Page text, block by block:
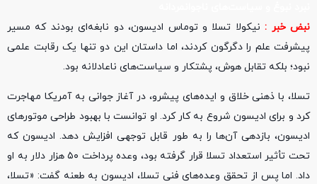
نبض خبر :نیکولا تسلا و توماس ادیسون، دو نابغه‌ای بودند که مسیر
پیشرفت علم را دگرگون کردند، اما داستان این دو تنها یک رقابت علمی
نبود؛ بلکه تقابل هوش، پشتکار و سیاست‌های ناعادلانه بود.
تسلا، با ذهنی خلاق و ایده‌های پیشرو، در آغاز جوانی به آمریکا مهاجرت
کرد و برای ادیسون شروع به کار کرد. او توانست با بهبود طراحی موتورهای
ادیسون، بازدهی آن‌ها را به طور قابل توجهی افزایش دهد. ادیسون که
تحت تأثیر استعداد تسلا قرار گرفته بود، وعده پرداخت ۵۰ هزار دلار به او
داد. اما پس از تحقق وعده‌های فنی تسلا، ادیسون به طعنه گفت: «تسلا،